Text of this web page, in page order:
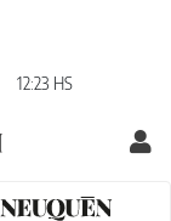
12:23 HS